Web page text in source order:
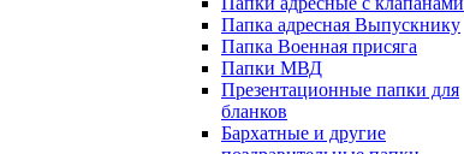
Папка адресная Выпускнику
Папка Военная присяга
Папки МВД
Презентационные папки для
бланков
Бархатные и другие